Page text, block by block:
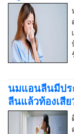
นมแอนลีนมีปร
ลีนแล้วท้องเสีย